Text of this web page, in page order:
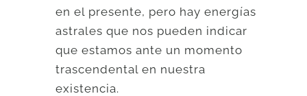
en el presente, pero hay energías
astrales que nos pueden indicar
que estamos ante un momento
trascendental en nuestra
existencia.